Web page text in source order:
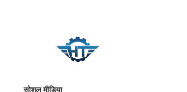
सोशल मीडिया